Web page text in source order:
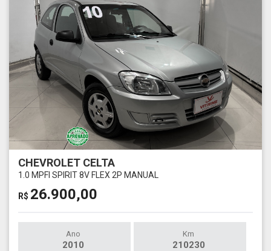
CHEVROLET CELTA
1.0 MPFI SPIRIT 8V FLEX 2P MANUAL
R$ 26.900,00
Ano
2010
Km
210230